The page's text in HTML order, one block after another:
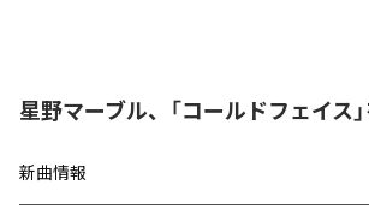
星野マーブル、「コールドフェイス
新曲情報